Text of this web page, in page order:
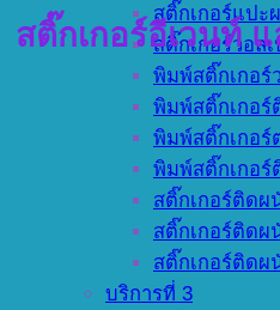
สติ๊กเกอร์แปะ
สติ๊กเกอร์วอล
พิมพ์สติ๊กเกอร์
พิมพ์สติ๊กเกอร์
พิมพ์สติ๊กเกอร์
พิมพ์สติ๊กเกอร์
สติ๊กเกอร์ติดผ
สติ๊กเกอร์ติดผ
สติ๊กเกอร์ติดผ
บริการที่ 3
สติ๊กเกอร์อีเวนท์